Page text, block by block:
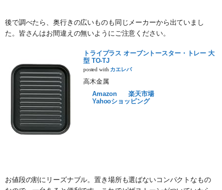
後で調べたら、奥行きの広いものも同じメーカーから出ていまし
た。皆さんはお間違えの無いようにご注意ください。
トライプラス オーブントースター・トレー 大
型 TO-TJ
posted with カエレバ
高木金属
Amazon
楽天市場
Yahooショッピング
お値段の割にリーズナブル。置き場所も選ばないコンパクトなもの